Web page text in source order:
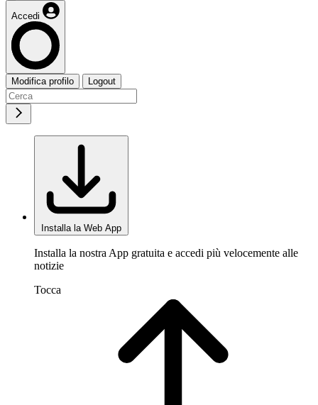
Accedi
Modifica profilo Logout
Installa la Web App
Installa la nostra App gratuita e accedi più velocemente alle
notizie
Tocca